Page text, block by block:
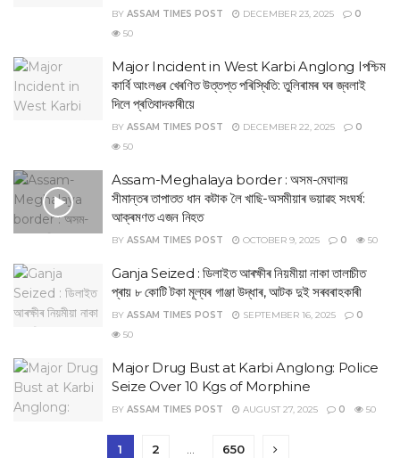
BY ASSAM TIMES POST DECEMBER 23, 2025
0
50
Major Incident in West Karbi Anglong Iপশ্চিম
কাৰ্বি আংলঙৰ খেৰণিত উত্তপ্ত পৰিস্থিতি: তুলিৰামৰ ঘৰ জ্বলাই
দিলে প্ৰতিবাদকাৰীয়ে
BY ASSAM TIMES POST DECEMBER 22, 2025
0
50
Assam-Meghalaya border : অসম-মেঘালয়
সীমান্তৰ তাপাতত ধান কটাক লৈ খাছি-অসমীয়াৰ ভয়াৱহ সংঘর্ষ:
আক্ৰমণত এজন নিহত
BY ASSAM TIMES POST OCTOBER 9, 2025 0 50
Ganja Seized : ডিলাইত আৰক্ষীৰ নিয়মীয়া নাকা তালাচীত
প্ৰায় ৮ কোটি টকা মূল্যৰ গাঞ্জা উদ্ধাৰ, আটক দুই সৰবৰাহকাৰী
BY ASSAM TIMES POST SEPTEMBER 16, 2025
0
50
Major Drug Bust at Karbi Anglong: Police
Seize Over 10 Kgs of Morphine
BY ASSAM TIMES POST AUGUST 27, 2025 0 50
1 2 … 650